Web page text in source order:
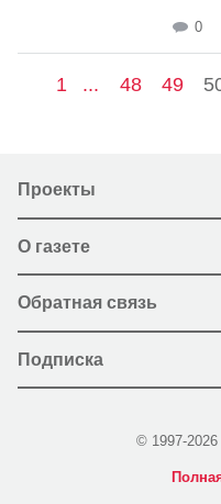
0
1 ... 48 49
Проекты
О газете
Обратная связь
Подписка
© 1997-2026